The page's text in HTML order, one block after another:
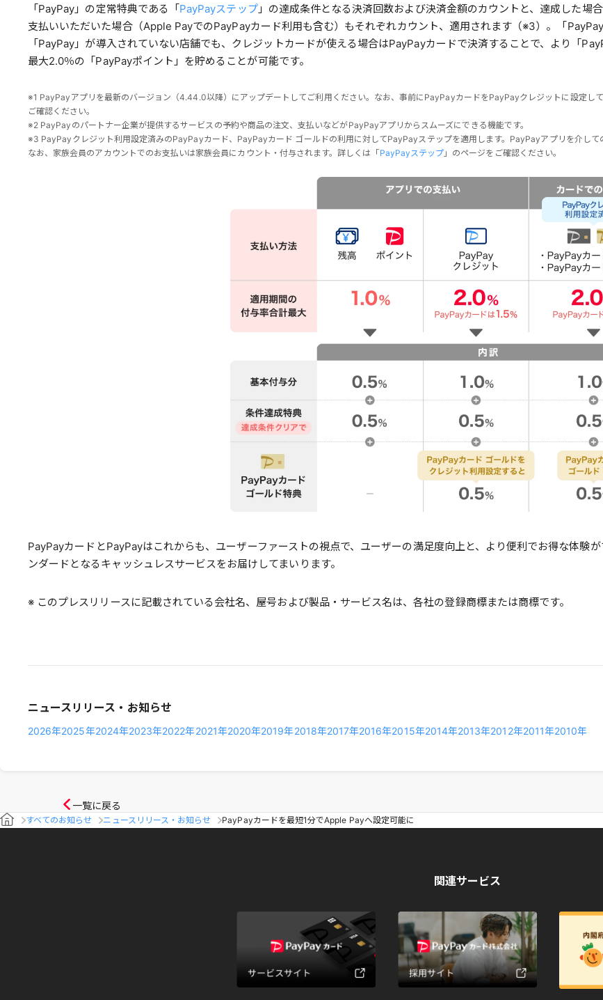
「PayPay」の定常特典である「PayPayステップ」の達成条件となる決済回数および決済金額のカウントと、達成した場
支払いいただいた場合（Apple PayでのPayPayカード利用も含む）もそれぞれカウント、適用されます（※3）。「
「PayPay」が導入されていない店舗でも、クレジットカードが使える場合はPayPayカードで決済することで、より「
最大2.0％の「PayPayポイント」を貯めることが可能です。
※1 PayPayアプリを最新のバージョン（4.44.0以降）にアップデートしてご利用ください。なお、事前にPayPayカードをPayPayクレジットに設定し
ご確認ください。
※2 PayPayのパートナー企業が提供するサービスの予約や商品の注文、支払いなどがPayPayアプリからスムーズにできる機能です。
※3 PayPayクレジット利用設定済みのPayPayカード、PayPayカード ゴールドの利用に対してPayPayステップを適用します。PayPayアプリを介して
なお、家族会員のアカウントでのお支払いは家族会員にカウント・付与されます。詳しくは「PayPayステップ 」のページをご確認ください。
PayPayカードとPayPayはこれからも、ユーザーファーストの視点で、ユーザーの満足度向上と、より便利でお得な体験
ンダードとなるキャッシュレスサービスをお届けしてまいります。
※ このプレスリリースに記載されている会社名、屋号および製品・サービス名は、各社の登録商標または商標です。
ニュースリリース・お知らせ
2026年2025年2024年2023年2022年2021年2020年2019年2018年2017年2016年2015年2014年2013年2012年2011年2010年
一覧に戻る
すべてのお知らせ ニュースリリース・お知らせ PayPayカードを最短1分でApple Payへ設定可能に
関連サービス